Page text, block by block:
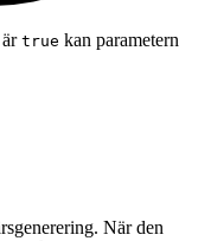
är true kan parametern
När den